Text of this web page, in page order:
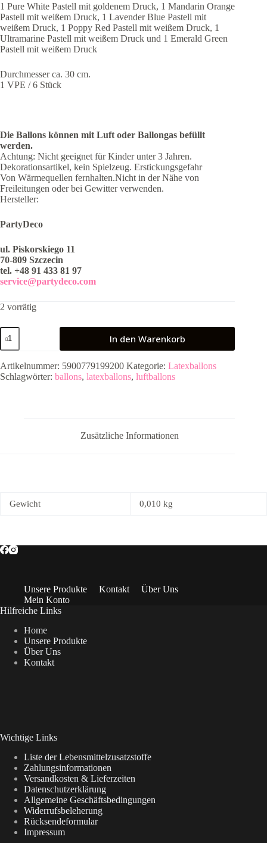
1 Pure White Pastell mit goldenem Druck, 1 Mandarin Orange
Pastell mit weißem Druck, 1 Lavender Blue Pastell mit
weißem Druck, 1 Poppy Red Pastell mit weißem Druck, 1
Ultramarine Pastell mit weißem Druck und 1 Emerald Green
Pastell mit weißem Druck
Durchmesser ca. 30 cm.
1 VPE / 6 Stück
Die Ballons können mit Luft oder Ballongas befüllt
werden.
Achtung: Nicht geeignet für Kinder unter 3 Jahren.
Dekorationsartikel, kein Spielzeug. Erstickungsgefahr
Von Wärmequellen fernhalten.Nicht in der Nähe von
Freileitungen oder bei Gewitter verwenden.
Hersteller:
PartyDeco
ul. Piskorskiego 11
70-809 Szczecin
tel. +48 91 433 81 97
service@partydeco.com
2 vorrätig
Ballons
30
cm,
Happy
Birthday
To
In den Warenkorb
Artikelnummer: 5900779199200 Kategorie: Latexballons
Schlagwörter: ballons, latexballons, luftballons
Zusätzliche Informationen
Gewicht 0,010 kg
Unsere Produkte Kontakt
Über Uns
Mein Konto
Hilfreiche Links
Home
Unsere Produkte
Über Uns
Kontakt
Wichtige Links
Liste der Lebensmittelzusatzstoffe
Zahlungsinformationen
Versandkosten & Lieferzeiten
Datenschutzerklärung
Allgemeine Geschäftsbedingungen
Widerrufsbeleherung
Rücksendeformular
Impressum